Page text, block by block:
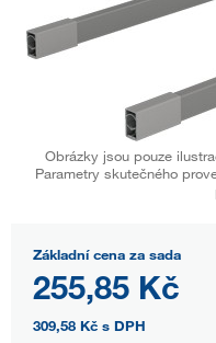
Obrázky jsou pouze
Parametry skutečného
Základní cena za sada
255,85 Kč
309,58 Kč s DPH